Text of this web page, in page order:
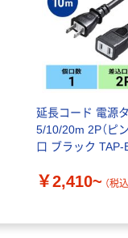
延長コード 電源
5/10/20m 2P（ピン
口 ブラック TAP-
￥2,410~ （税込